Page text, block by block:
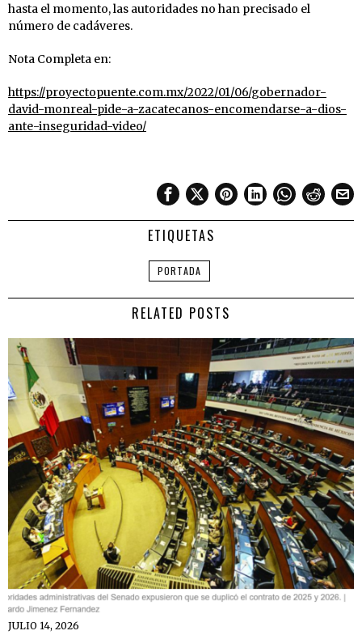
hasta el momento, las autoridades no han precisado el
número de cadáveres.
Nota Completa en:
https://proyectopuente.com.mx/2022/01/06/gobernador-
david-monreal-pide-a-zacatecanos-encomendarse-a-dios-
ante-inseguridad-video/
ETIQUETAS
PORTADA
RELATED POSTS
JULIO 14, 2026